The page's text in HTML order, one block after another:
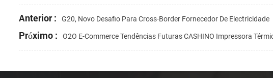
Anterior : G20, Novo Desafio Para Cross-Border Fornecedor De Electricidade
Próximo : O2O E-Commerce Tendências Futuras CASHINO Impressora